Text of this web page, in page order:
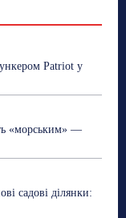
Світ
Спорт
Фоторепортаж
Patriot у
«морським» —
садові ділянки: